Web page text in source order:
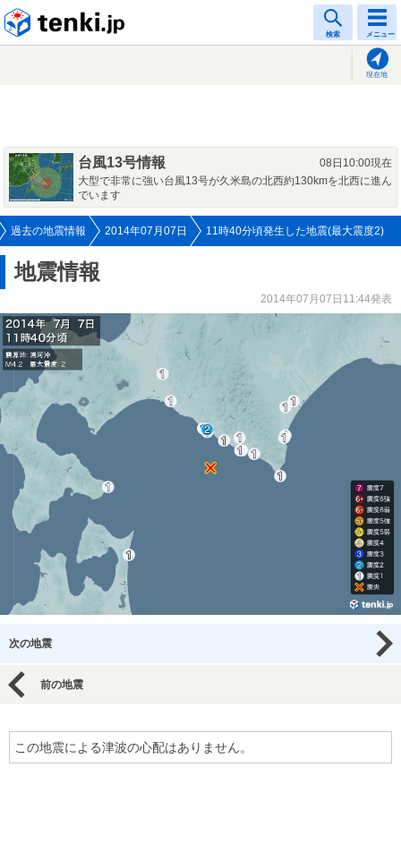
検索 メニュー
現在地
台風13号情報
08日10:00現在
大型で非常に強い台風13号が久米島の北西約130kmを北西に進ん
でいます
過去の地震情報 2014年07月07日 11時40分頃発生した地震(最大震度2)
地震情報
2014年07月07日11:44発表
次の地震
前の地震
この地震による津波の心配はありません。